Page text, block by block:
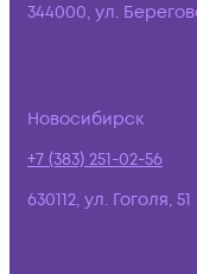
344000, ул.
Новосибирск
+7 (383) 251-02-56
630112, ул. Гоголя, 51